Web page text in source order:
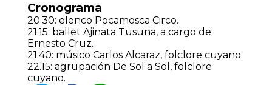
Cronograma
20.30: elenco Pocamosca Circo.
21.15: ballet Ajinata Tusuna, a cargo de
Ernesto Cruz.
21.40: músico Carlos Alcaraz, folclore cuyano.
22.15: agrupación De Sol a Sol, folclore
cuyano.